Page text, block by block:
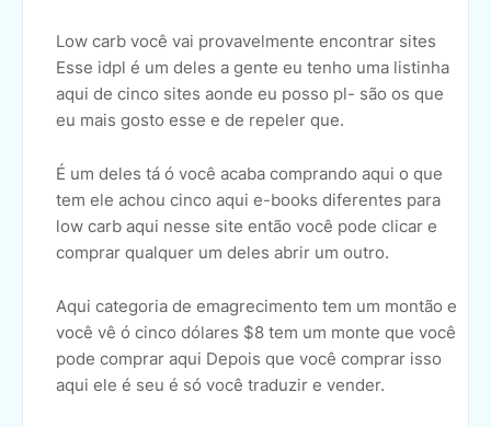
Low carb você vai provavelmente encontrar sites
Esse idpl é um deles a gente eu tenho uma listinha
aqui de cinco sites aonde eu posso pl- são os que
eu mais gosto esse e de repeler que.
É um deles tá ó você acaba comprando aqui o que
tem ele achou cinco aqui e-books diferentes para
low carb aqui nesse site então você pode clicar e
comprar qualquer um deles abrir um outro.
Aqui categoria de emagrecimento tem um montão e
você vê ó cinco dólares $8 tem um monte que você
pode comprar aqui Depois que você comprar isso
aqui ele é seu é só você traduzir e vender.